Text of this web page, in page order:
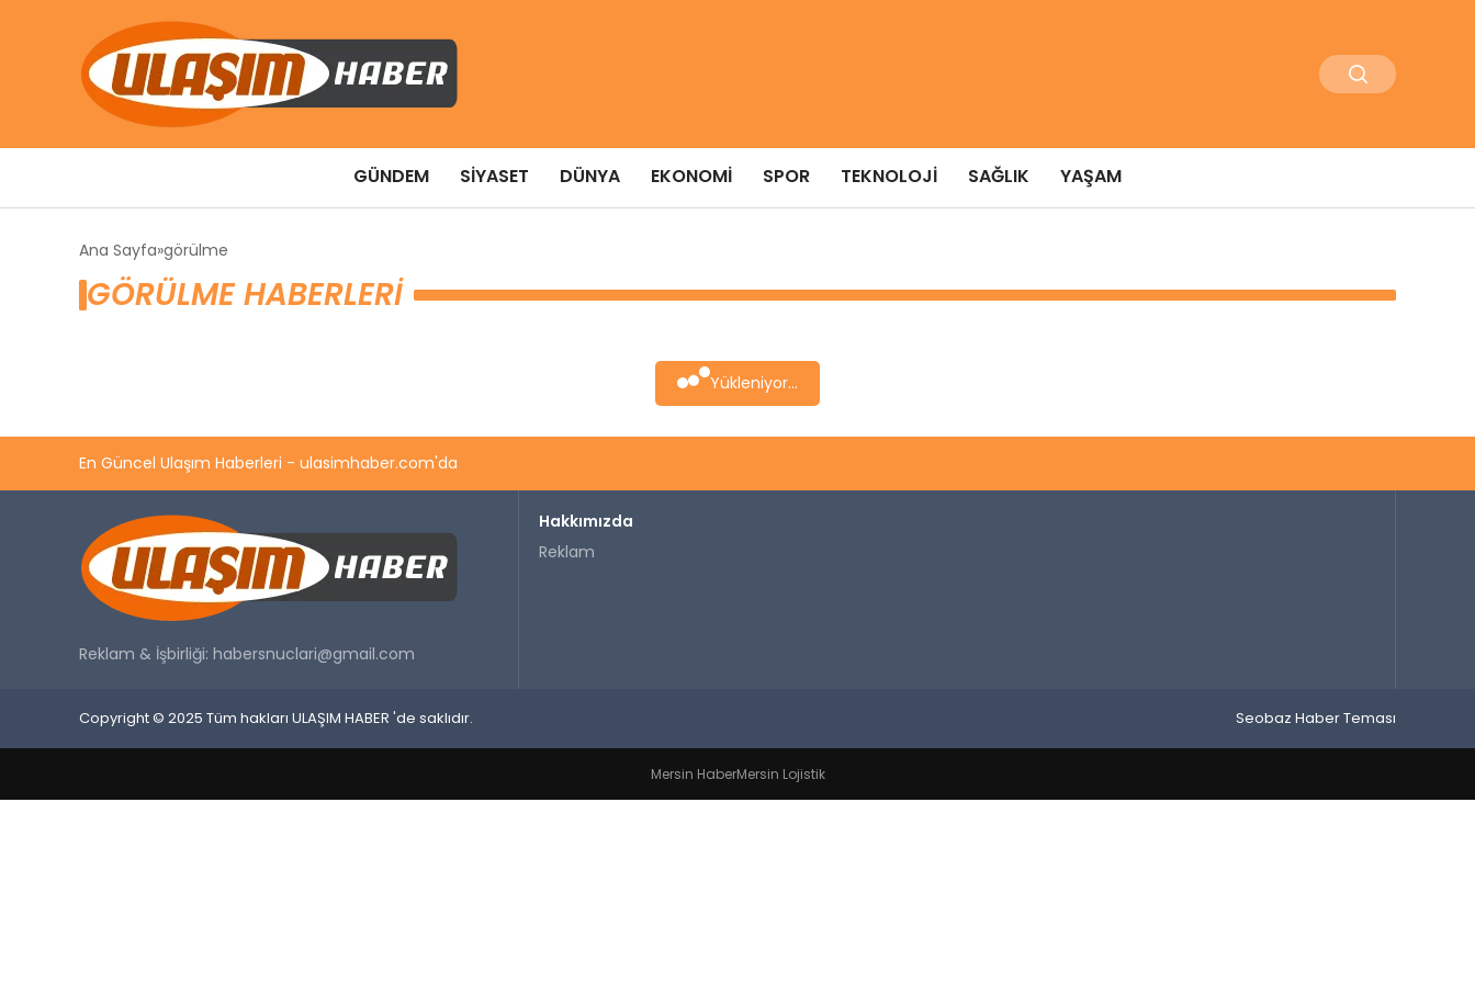
GÜNDEM SIYASET DÜNYA EKONOMI SPOR TEKNOLOJI SAĞLIK YAŞAM
Ana Sayfa görülme
GÖRÜLME HABERLERI
Yükleniyor...
En Güncel Ulaşım Haberleri - ulasimhaber.com'da
Reklam & İşbirliği: habersnuclari@gmail.com
Hakkımızda
Reklam
Copyright © 2025 Tüm hakları ULAŞIM HABER 'de saklıdır. Seobaz Haber Teması
Mersin HaberMersin Lojistik